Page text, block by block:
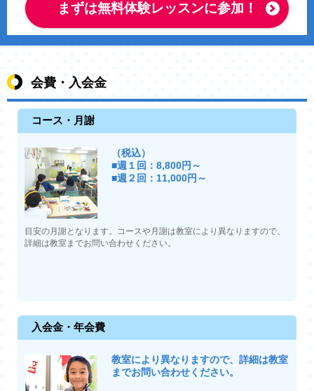
まずは無料体験レッスンに参加！
会費・入会金
コース・月謝
（税込）
■週１回：8,800円～
■週２回：11,000円～
目安の月謝となります。コースや月謝は教室により異なりますので、
詳細は教室までお問い合わせください。
入会金・年会費
教室により異なりますので、詳細は教室
までお問い合わせください。